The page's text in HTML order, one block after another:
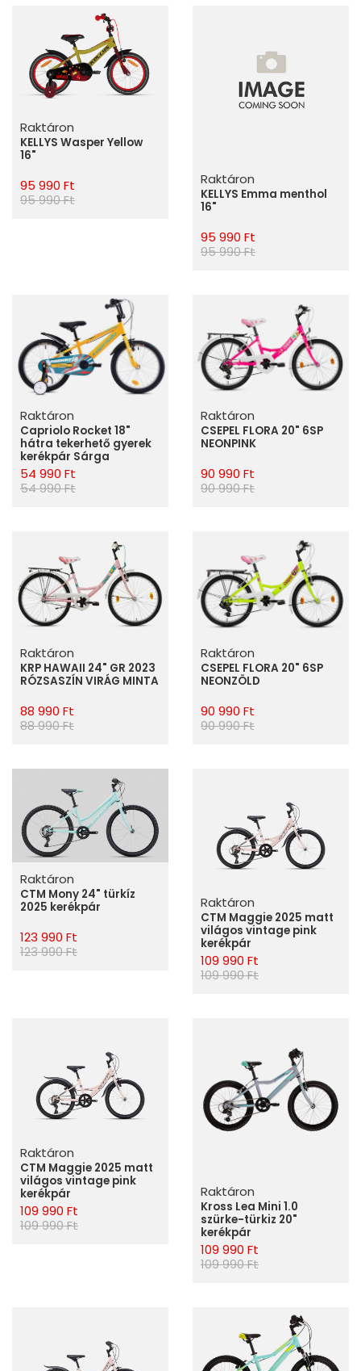
Raktáron
KELLYS Wasper Yellow
16"
95 990 Ft
95 990 Ft
Raktáron
KELLYS Emma menthol
16"
95 990 Ft
95 990 Ft
Raktáron
Capriolo Rocket 18"
hátra tekerhető gyerek
kerékpár Sárga
54 990 Ft
54 990 Ft
Raktáron
CSEPEL FLORA 20" 6SP
NEONPINK
90 990 Ft
90 990 Ft
Raktáron
KRP HAWAII 24" GR 2023
RÓZSASZÍN VIRÁG MINTA
88 990 Ft
88 990 Ft
Raktáron
CSEPEL FLORA 20" 6SP
NEONZÖLD
90 990 Ft
90 990 Ft
Raktáron
CTM Mony 24" türkíz
2025 kerékpár
123 990 Ft
123 990 Ft
Raktáron
CTM Maggie 2025 matt
világos vintage pink
kerékpár
109 990 Ft
109 990 Ft
Raktáron
CTM Maggie 2025 matt
világos vintage pink
kerékpár
109 990 Ft
109 990 Ft
Raktáron
Kross Lea Mini 1.0
szürke-türkiz 20"
kerékpár
109 990 Ft
109 990 Ft